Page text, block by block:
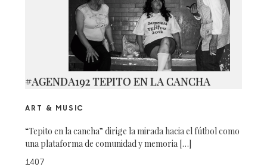
#AGENDA192 TEPITO EN LA CANCHA
ART & MUSIC
“Tepito en la cancha” dirige la mirada hacia el fútbol como
una plataforma de comunidad y memoria […]
1407